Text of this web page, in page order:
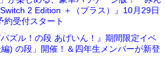
2 Edition ＋（プラス）』10月29日
約受付スタート
ズル！の段 あげいん！』期間限定イベ
) の段」開催！＆四年生メンバーが新登